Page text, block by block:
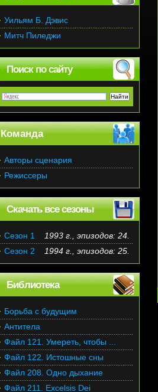
Уильям Б. Дэвис
Митч Пиледжи
Поиск по сайту
Команда
Авторы сценария
Режиссеры
Скачать все сезоны
Сезон 1
1993 г., эпизодов: 24.
Сезон 2
1994 г., эпизодов: 25.
Библиотека
Борьба с будущим
Антитела
Файл 121. Умереть, чтобы ...
Файл 122. Истошные сны
Файл 208. Одно дыхание
Файл 211. Excelsis Dei